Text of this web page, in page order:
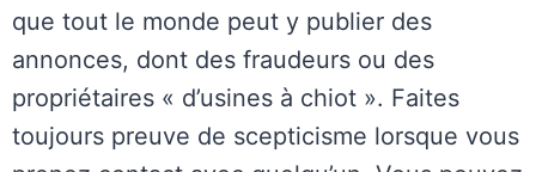
que tout le monde peut y publier des
annonces, dont des fraudeurs ou des
propriétaires « d’usines à chiot ». Faites
toujours preuve de scepticisme lorsque vous